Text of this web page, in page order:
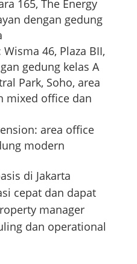
165, The Energy
dengan gedung
46, Plaza BII,
gedung kelas A
Park, Soho, area
mixed office dan
area office
modern
di Jakarta
cepat dan dapat
manager
dan operational